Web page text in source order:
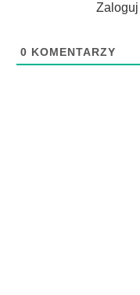
0 KOMENTARZY